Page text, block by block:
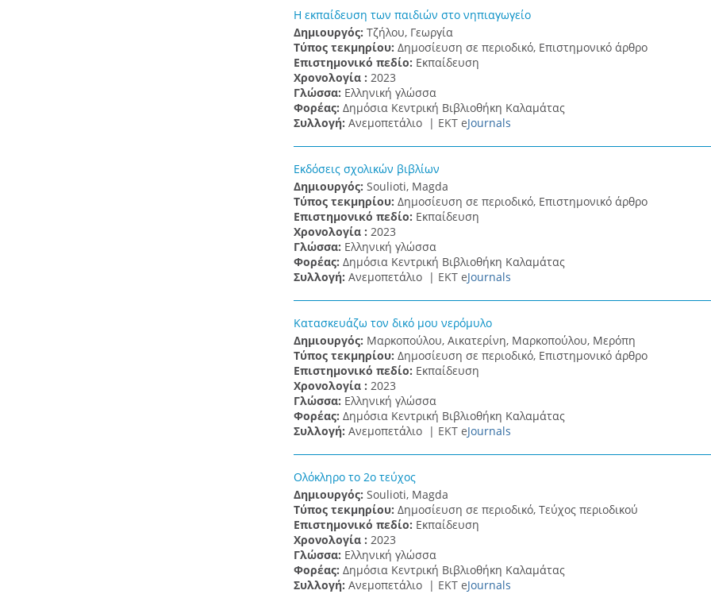
Η εκπαίδευση των παιδιών στο νηπιαγωγείο
Δημιουργός: Τζήλου, Γεωργία
Τύπος τεκμηρίου: Δημοσίευση σε περιοδικό, Επιστημονικό άρθρο
Επιστημονικό πεδίο: Εκπαίδευση
Χρονολογία : 2023
Γλώσσα: Ελληνική γλώσσα
Φορέας: Δημόσια Κεντρική Βιβλιοθήκη Καλαμάτας
Συλλογή: Ανεμοπετάλιο | ΕΚΤ eJournals
Εκδόσεις σχολικών βιβλίων
Δημιουργός: Soulioti, Magda
Τύπος τεκμηρίου: Δημοσίευση σε περιοδικό, Επιστημονικό άρθρο
Επιστημονικό πεδίο: Εκπαίδευση
Χρονολογία : 2023
Γλώσσα: Ελληνική γλώσσα
Φορέας: Δημόσια Κεντρική Βιβλιοθήκη Καλαμάτας
Συλλογή: Ανεμοπετάλιο | ΕΚΤ eJournals
Κατασκευάζω τον δικό μου νερόμυλο
Δημιουργός: Μαρκοπούλου, Αικατερίνη, Μαρκοπούλου, Μερόπη
Τύπος τεκμηρίου: Δημοσίευση σε περιοδικό, Επιστημονικό άρθρο
Επιστημονικό πεδίο: Εκπαίδευση
Χρονολογία : 2023
Γλώσσα: Ελληνική γλώσσα
Φορέας: Δημόσια Κεντρική Βιβλιοθήκη Καλαμάτας
Συλλογή: Ανεμοπετάλιο | ΕΚΤ eJournals
Ολόκληρο το 2ο τεύχος
Δημιουργός: Soulioti, Magda
Τύπος τεκμηρίου: Δημοσίευση σε περιοδικό, Τεύχος περιοδικού
Επιστημονικό πεδίο: Εκπαίδευση
Χρονολογία : 2023
Γλώσσα: Ελληνική γλώσσα
Φορέας: Δημόσια Κεντρική Βιβλιοθήκη Καλαμάτας
Συλλογή: Ανεμοπετάλιο | ΕΚΤ eJournals